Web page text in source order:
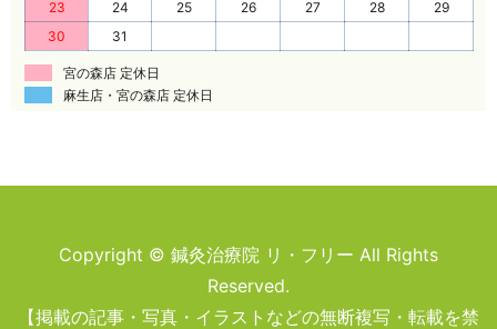
23
24 25 26 27 28
29
30
31
宮の森店 定休日
麻生店・宮の森店 定休日
Copyright © 鍼灸治療院 リ・フリー All Rights
Reserved.
【掲載の記事・写真・イラストなどの無断複写・転載を禁